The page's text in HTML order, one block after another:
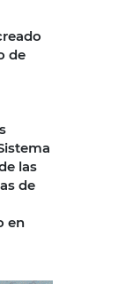
de
las
de
en